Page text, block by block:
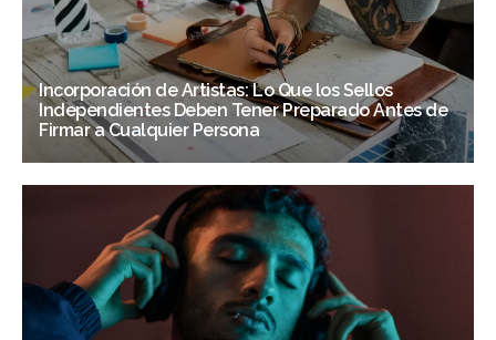
Incorporación de Artistas: Lo Que los Sellos
Independientes Deben Tener Preparado Antes de
Firmar a Cualquier Persona